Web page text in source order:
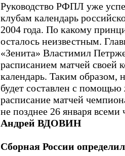
Руководство РФПЛ уже
клубам календарь
2004 года. По какому
осталось неизвестным.
«Зенита» Властимил
расписанием матчей своей
календарь. Таким образом,
будет составлен с
расписание матчей
не позднее 26 января
Андрей ВДОВИН
Сборная России